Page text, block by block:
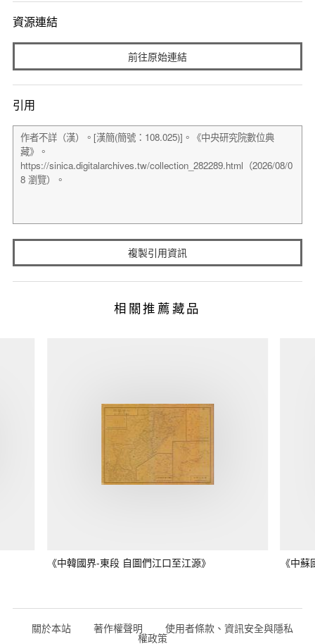
資源連結
前往原始連結
引用
複製引用資訊
相關推薦藏品
《中韓國界-東段 自圖們江口至江源》 《中
關於本站 著作權聲明 使用者條款、資訊安全與隱私
權政策